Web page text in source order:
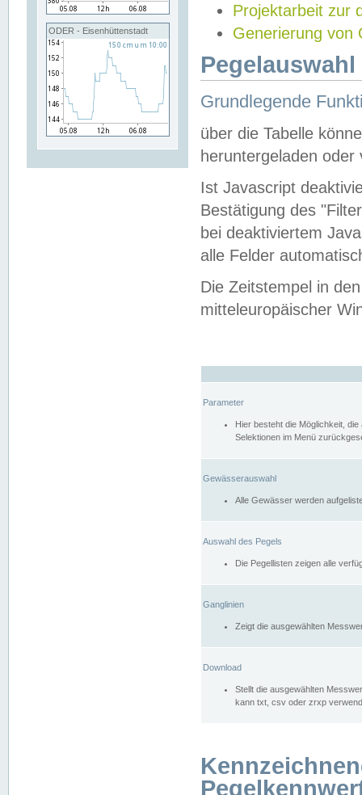
ODER - Eisenhüttenstadt
Projektarbeit zur
Generierung von
Grundlegende
über die Tabelle
heruntergeladen oder
Ist Javascript
Bestätigung des
bei deaktiviertem
alle Felder
Die Zeitstempel in
mitteleuropäischer
Parameter
Hier besteht die Möglichkeit,
Selektionen im Menü
Gewässerauswahl
Alle Gewässer werden
Auswahl des Pegels
Die Pegellisten zeigen alle
Ganglinien
Zeigt die ausgewählten
Download
Stellt die ausgewählten
kann txt, csv oder zrxp